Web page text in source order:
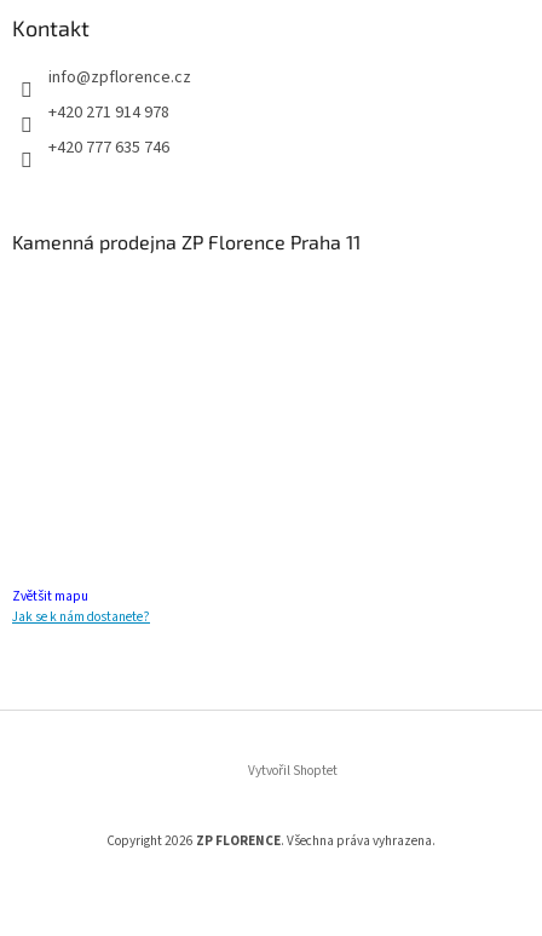
Kontakt
info@zpflorence.cz
+420 271 914 978
+420 777 635 746
Kamenná prodejna ZP Florence Praha 11
Zvětšit mapu
Jak se k nám dostanete?
Vytvořil Shoptet
Copyright 2026 ZP FLORENCE. Všechna práva vyhrazena.